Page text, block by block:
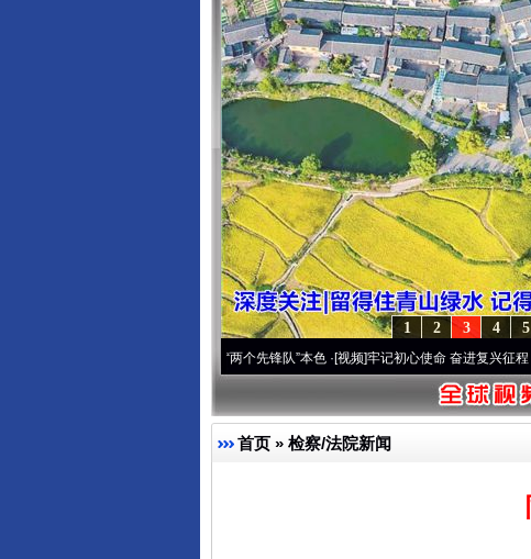
5
4
3
2
1
永葆“两个先锋队”本色·[视频]牢记初心使命 奋进复兴征程丨宝塔山
首页 » 检察/法院新闻